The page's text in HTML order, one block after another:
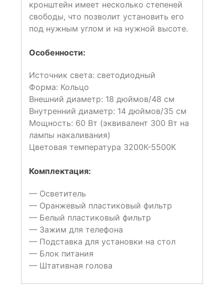
кронштейн имеет несколько степеней
свободы, что позволит установить его
под нужным углом и на нужной высоте.
Особенности:
Источник света: светодиодный
Форма: Кольцо
Внешний диаметр: 18 дюймов/48 см
Внутренний диаметр: 14 дюймов/35 см
Мощность: 60 Вт (эквивалент 300 Вт на
лампы накаливания)
Цветовая температура 3200К-5500К
Комплектация:
— Осветитель
— Оранжевый пластиковый фильтр
— Белый пластиковый фильтр
— Зажим для телефона
— Подставка для установки на стол
— Блок питания
— Штативная голова